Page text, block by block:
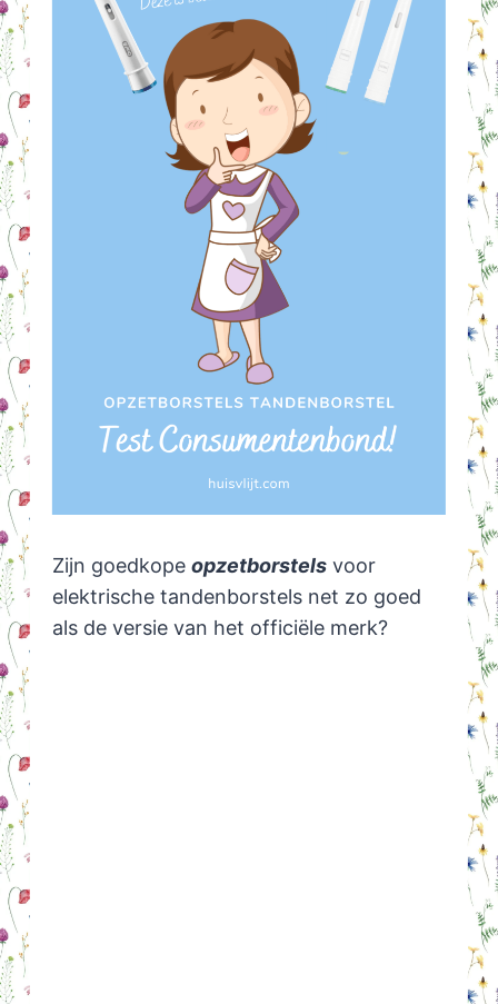
Zijn goedkope opzetborstelsvoor
elektrische tandenborstels net zo goed
als de versie van het officiële merk?